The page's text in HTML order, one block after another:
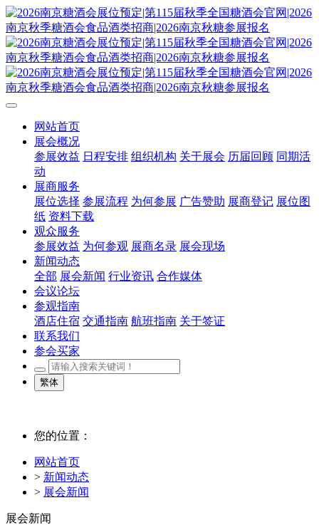
网站首页
展会概况
参展效益 日程安排 组织机构 关于展会 历届回顾 同期活
动
展商服务
展位选择 参展流程 为何参展 广告赞助 展商登记 展位图
纸 资料下载
观众服务
参展效益 为何参观 展商名录 展会现场
新闻动态
全部 展会新闻 行业资讯 合作媒体
会议论坛
参观指南
酒店住宿 交通指南 航班指南 关于签证
联系我们
参会买家
繁体
您的位置：
网站首页
> 新闻动态
> 展会新闻
展会新闻